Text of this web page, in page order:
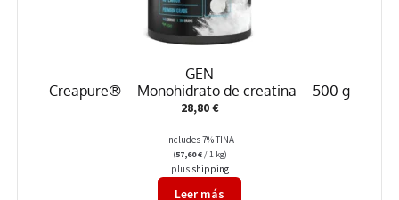
GEN
Creapure® – Monohidrato de creatina – 500 g
28,80€
Includes 7% TINA
(57,60€/ 1 kg)
plus shipping
Leer más